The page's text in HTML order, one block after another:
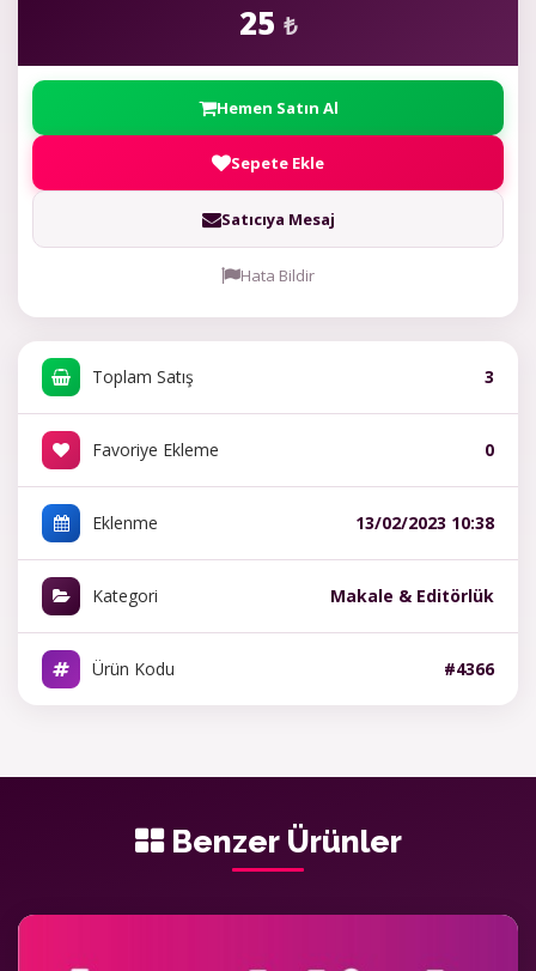
25 ₺
Hemen Satın Al
Sepete Ekle
Satıcıya Mesaj
Hata Bildir
Toplam Satış 3
Favoriye Ekleme 0
Eklenme 13/02/2023 10:38
Kategori Makale & Editörlük
Ürün Kodu #4366
Benzer Ürünler